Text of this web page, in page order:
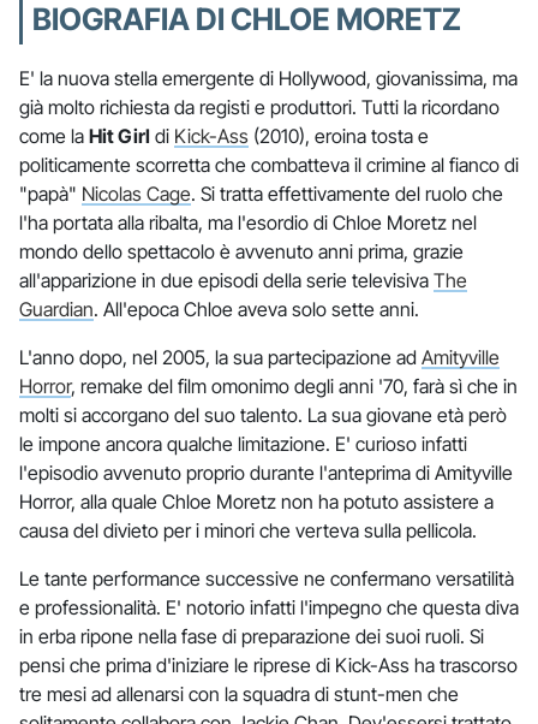
BIOGRAFIA DI CHLOE MORETZ
E' la nuova stella emergente di Hollywood, giovanissima, ma
già molto richiesta da registi e produttori. Tutti la ricordano
come la Hit Girl di Kick-Ass (2010), eroina tosta e
politicamente scorretta che combatteva il crimine al fianco di
"papà" Nicolas Cage. Si tratta effettivamente del ruolo che
l'ha portata alla ribalta, ma l'esordio di Chloe Moretz nel
mondo dello spettacolo è avvenuto anni prima, grazie
all'apparizione in due episodi della serie televisiva The
Guardian. All'epoca Chloe aveva solo sette anni.
L'anno dopo, nel 2005, la sua partecipazione ad Amityville
Horror, remake del film omonimo degli anni '70, farà sì che in
molti si accorgano del suo talento. La sua giovane età però
le impone ancora qualche limitazione. E' curioso infatti
l'episodio avvenuto proprio durante l'anteprima di Amityville
Horror, alla quale Chloe Moretz non ha potuto assistere a
causa del divieto per i minori che verteva sulla pellicola.
Le tante performance successive ne confermano versatilità
e professionalità. E' notorio infatti l'impegno che questa diva
in erba ripone nella fase di preparazione dei suoi ruoli. Si
pensi che prima d'iniziare le riprese di Kick-Ass ha trascorso
tre mesi ad allenarsi con la squadra di stunt-men che